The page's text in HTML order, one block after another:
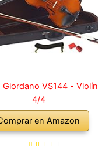
Giordano VS144 - Violín
4/4
en Amazon